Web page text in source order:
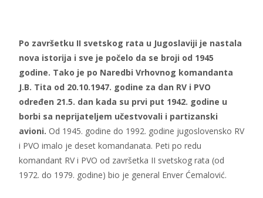
Po završetku II svetskog rata u Jugoslaviji je nastala
nova istorija i sve je počelo da se broji od 1945
godine. Tako je po Naredbi Vrhovnog komandanta
J.B. Tita od 20.10.1947. godine za dan RV i PVO
određen 21.5. dan kada su prvi put 1942. godine u
borbi sa neprijateljem učestvovali i partizanski
avioni. Od 1945. godine do 1992. godine jugoslovensko RV
i PVO imalo je deset komandanata. Peti po redu
komandant RV i PVO od završetka II svetskog rata (od
1972. do 1979. godine) bio je general Enver Ćemalović.